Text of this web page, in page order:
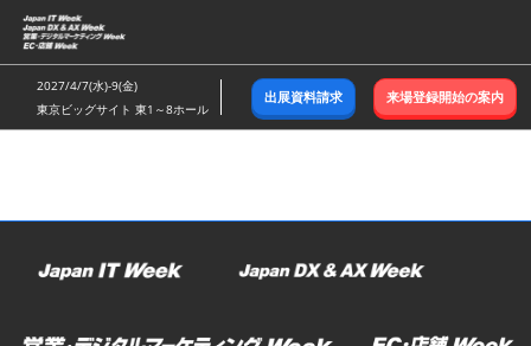
ス
キ
ッ
し
む
2027/4/7(水)-9(金)
東京ビッグサイト 東1～8ホール
出展資料請求 来場登録開始の案内